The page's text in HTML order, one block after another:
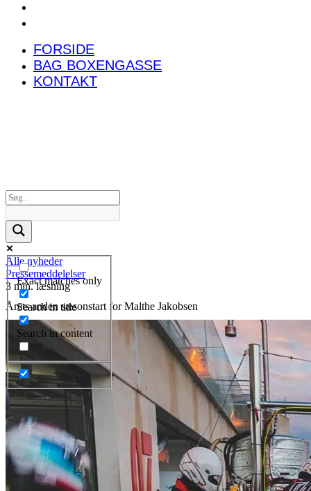
FORSIDE
BAG BOXENGASSE
KONTAKT
Exact matches only
Search in title
Search in content
Alle nyheder
Pressemeddelelser
3 min. læsning
Årets anden sæsonstart for Malthe Jakobsen